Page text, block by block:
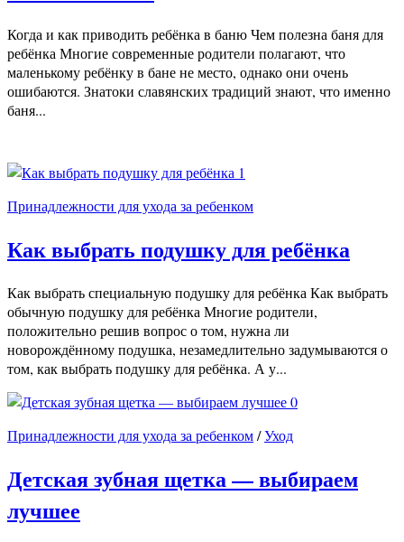
Когда и как приводить ребёнка в баню Чем полезна баня для
ребёнка Многие современные родители полагают, что
маленькому ребёнку в бане не место, однако они очень
ошибаются. Знатоки славянских традиций знают, что именно
баня...
1
Принадлежности для ухода за ребенком
Как выбрать подушку для ребёнка
Как выбрать специальную подушку для ребёнка Как выбрать
обычную подушку для ребёнка Многие родители,
положительно решив вопрос о том, нужна ли
новорождённому подушка, незамедлительно задумываются о
том, как выбрать подушку для ребёнка. А у...
0
Принадлежности для ухода за ребенком/Уход
Детская зубная щетка — выбираем
лучшее